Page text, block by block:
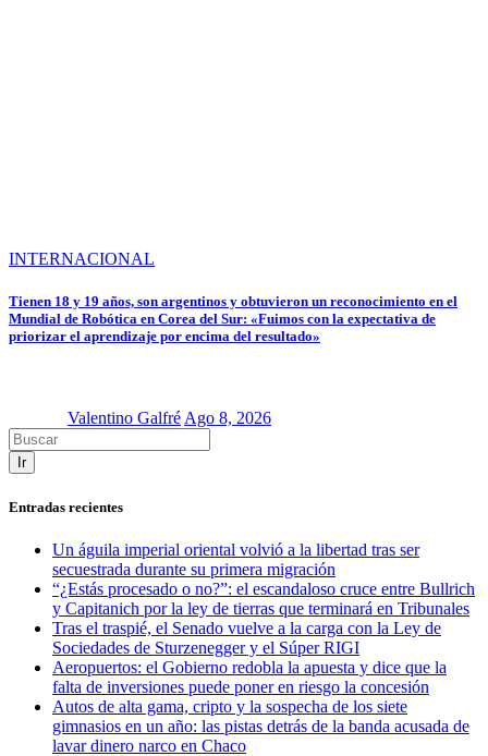
INTERNACIONAL
Tienen 18 y 19 años, son argentinos y obtuvieron un reconocimiento en el
Mundial de Robótica en Corea del Sur: «Fuimos con la expectativa de
priorizar el aprendizaje por encima del resultado»
Valentino GalfréAgo 8, 2026
Ir
Entradas recientes
Un águila imperial oriental volvió a la libertad tras ser
secuestrada durante su primera migración
“¿Estás procesado o no?”: el escandaloso cruce entre Bullrich
y Capitanich por la ley de tierras que terminará en Tribunales
Tras el traspié, el Senado vuelve a la carga con la Ley de
Sociedades de Sturzenegger y el Súper RIGI
Aeropuertos: el Gobierno redobla la apuesta y dice que la
falta de inversiones puede poner en riesgo la concesión
Autos de alta gama, cripto y la sospecha de los siete
gimnasios en un año: las pistas detrás de la banda acusada de
lavar dinero narco en Chaco